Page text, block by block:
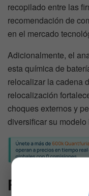
recopilado entre las
recomendación de
en el mercado
Adicionalmente, el
esta química de
relocalizar la cadena
relocalización
choques externos y
diversificar su
FAQs